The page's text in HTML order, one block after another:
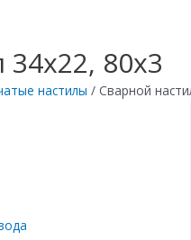
80х3
настилы / Сварной